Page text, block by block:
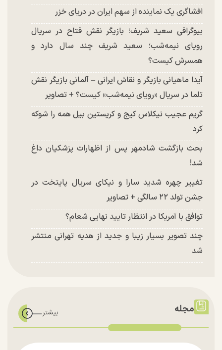
افشاگری یک نماینده از سهم ایران در دریای خزر
بیوگرافی سعید شریف؛ بازیگر نقش فتاح در سریال
رویای نیمه‌شب؛ سعید شریف چند سال دارد و
همسرش کیست؟
آیدا ماهیانی بازیگر و نقاش ایرانی – آلمانی بازیگر نقش
تلما در سریال «رویای نیمه‌شب» کیست؟ + تصاویر
گریم عجیب نیکلاس کیج و کریستین بیل همه را شوکه
کرد
بحث بازگشت شادمهر پس از اظهارات پزشکیان داغ
شد!
تغییر چهره شدید سارا و نیکای سریال پایتخت در
جشن تولد ۲۲ سالگی + تصاویر
توافق با آمریکا در انتظار تایید نهایی شعام؟
چند تصویر بسیار زیبا و جدید از هدیه تهرانی منتشر
شد
مجله